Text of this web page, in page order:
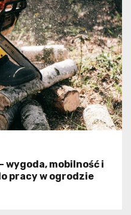
wygoda, mobilność i
pracy w ogrodzie